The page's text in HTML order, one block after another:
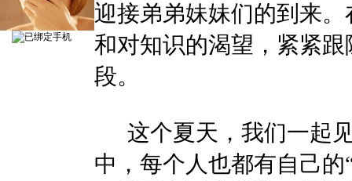
迎接弟弟妹妹们的到来
和对知识的渴望，紧紧
段。
这个夏天，我们一起见
中，每个人也都有自己